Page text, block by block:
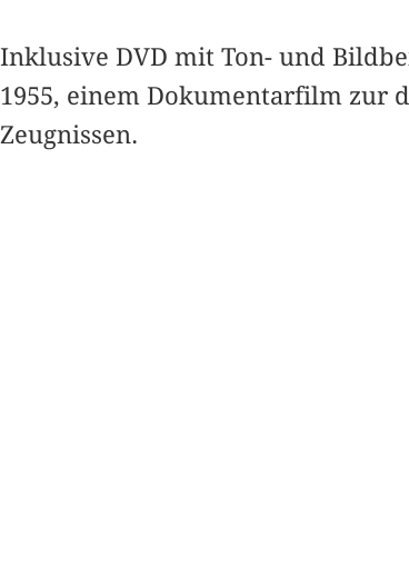
Inklusive DVD mit Ton- und
1955, einem Dokumentarfilm zur
Zeugnissen.